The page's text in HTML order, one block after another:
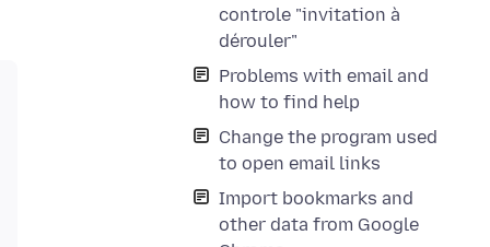
controle "invitation à
dérouler"
Problems with email and
how to find help
Change the program used
to open email links
Import bookmarks and
other data from Google